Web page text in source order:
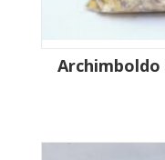
Archimboldo